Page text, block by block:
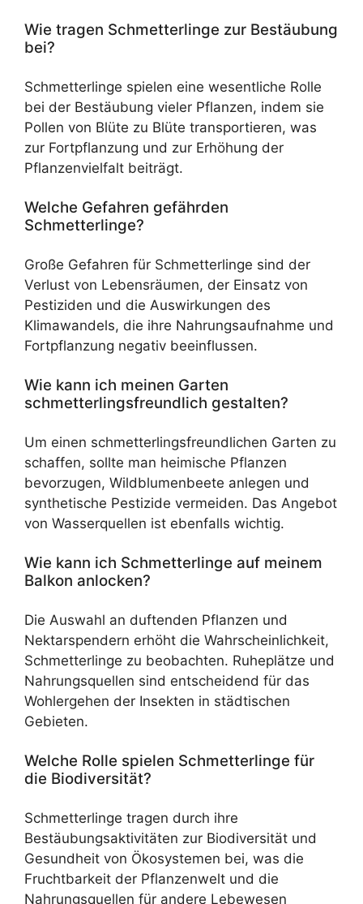
Wie tragen Schmetterlinge zur Bestäubung
bei?
Schmetterlinge spielen eine wesentliche Rolle
bei der Bestäubung vieler Pflanzen, indem sie
Pollen von Blüte zu Blüte transportieren, was
zur Fortpflanzung und zur Erhöhung der
Pflanzenvielfalt beiträgt.
Welche Gefahren gefährden
Schmetterlinge?
Große Gefahren für Schmetterlinge sind der
Verlust von Lebensräumen, der Einsatz von
Pestiziden und die Auswirkungen des
Klimawandels, die ihre Nahrungsaufnahme und
Fortpflanzung negativ beeinflussen.
Wie kann ich meinen Garten
schmetterlingsfreundlich gestalten?
Um einen schmetterlingsfreundlichen Garten zu
schaffen, sollte man heimische Pflanzen
bevorzugen, Wildblumenbeete anlegen und
synthetische Pestizide vermeiden. Das Angebot
von Wasserquellen ist ebenfalls wichtig.
Wie kann ich Schmetterlinge auf meinem
Balkon anlocken?
Die Auswahl an duftenden Pflanzen und
Nektarspendern erhöht die Wahrscheinlichkeit,
Schmetterlinge zu beobachten. Ruheplätze und
Nahrungsquellen sind entscheidend für das
Wohlergehen der Insekten in städtischen
Gebieten.
Welche Rolle spielen Schmetterlinge für
die Biodiversität?
Schmetterlinge tragen durch ihre
Bestäubungsaktivitäten zur Biodiversität und
Gesundheit von Ökosystemen bei, was die
Fruchtbarkeit der Pflanzenwelt und die
Nahrungsquellen für andere Lebewesen